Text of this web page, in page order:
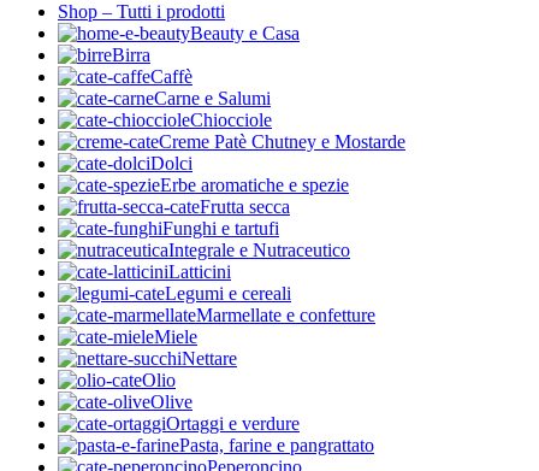
Shop – Tutti i prodotti
Beauty e Casa
Birra
Caffè
Carne e Salumi
Chiocciole
Creme Patè Chutney e Mostarde
Dolci
Erbe aromatiche e spezie
Frutta secca
Funghi e tartufi
Integrale e Nutraceutico
Latticini
Legumi e cereali
Marmellate e confetture
Miele
Nettare
Olio
Olive
Ortaggi e verdure
Pasta, farine e pangrattato